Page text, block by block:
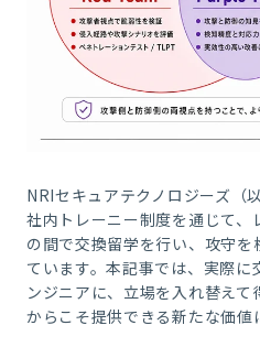
NRIセキュアテクノロジーズ（
社内トレーニー制度を通じて
の間で交換留学を行い、攻守
ています。本記事では、実際
ンジニアに、立場を入れ替えて
からこそ提供できる新たな価値